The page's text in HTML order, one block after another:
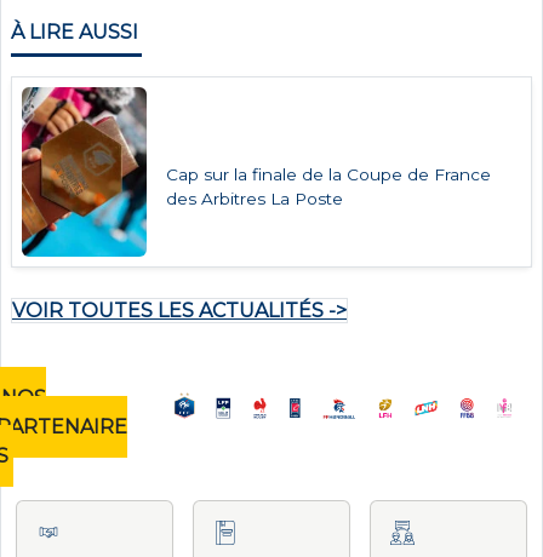
À LIRE AUSSI
Cap sur la finale de la Coupe de France
des Arbitres La Poste
VOIR TOUTES LES ACTUALITÉS ->
NOS